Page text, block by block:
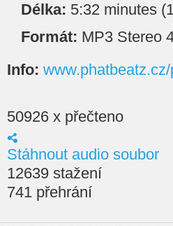
Délka: 5:32 minutes
Formát: MP3 Stereo
Info:
50926 x přečteno
Stáhnout audio soubor
12639 stažení
741 přehrání